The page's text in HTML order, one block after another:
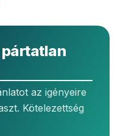
az igényeire
Kötelezettség